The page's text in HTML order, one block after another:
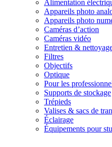
Alimentation
Appareils photo
Appareils photo
Caméras d’action
Caméras vidéo
Entretien &
Filtres
Objectifs
Optique
Pour les
Supports de stockage
Trépieds
Valises & sacs de
Éclairage
Équipements pour